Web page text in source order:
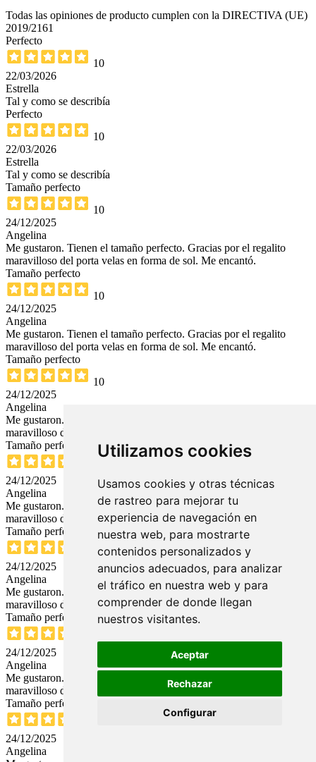
Utilizamos cookies
Usamos cookies y otras técnicas
de rastreo para mejorar tu
experiencia de navegación en
nuestra web, para mostrarte
contenidos personalizados y
anuncios adecuados, para analizar
el tráfico en nuestra web y para
comprender de donde llegan
nuestros visitantes.
Aceptar
Rechazar
Configurar
Todas las opiniones de producto cumplen con la DIRECTIVA (UE)
2019/2161
Perfecto
10
22/03/2026
Estrella
Tal y como se describía
Perfecto
10
22/03/2026
Estrella
Tal y como se describía
Tamaño perfecto
10
24/12/2025
Angelina
Me gustaron. Tienen el tamaño perfecto. Gracias por el regalito
maravilloso del porta velas en forma de sol. Me encantó.
Tamaño perfecto
10
24/12/2025
Angelina
Me gustaron. Tienen el tamaño perfecto. Gracias por el regalito
maravilloso del porta velas en forma de sol. Me encantó.
Tamaño perfecto
10
24/12/2025
Angelina
Me gustaron. Tienen el tamaño perfecto. Gracias por el regalito
maravilloso del porta velas en forma de sol. Me encantó.
Tamaño perfecto
24/12/2025
Angelina
Me gustaron. Tienen el tamaño perfecto. Gracias por el regalito
maravilloso del porta velas en forma de sol. Me encantó.
Tamaño perfecto
10
24/12/2025
Angelina
Me gustaron. Tienen el tamaño perfecto. Gracias por el regalito
maravilloso del porta velas en forma de sol. Me encantó.
Tamaño perfecto
10
24/12/2025
Angelina
Me gustaron. Tienen el tamaño perfecto. Gracias por el regalito
maravilloso del porta velas en forma de sol. Me encantó.
Tamaño perfecto
24/12/2025
Angelina